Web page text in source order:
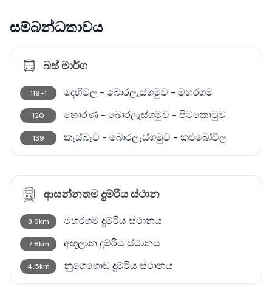
සම්බන්ධතාවය
බස් මාර්ග
119-1 දෙහිවල - බොරලැස්ගමුව - මහරගම
120 හොරණ - බොරලැස්ගමුව - පිටකොටුව
139 කැස්බෑව - බොරලැස්ගමුව - කළුබෝවිල
ආසන්නතම දුම්රිය ස්ථාන
3.6km මහරගම දුම්රිය ස්ථානය
7.8km අඟූලාන දුම්රිය ස්ථානය
4.5km නුගෙගොඩ දුම්රිය ස්ථානය